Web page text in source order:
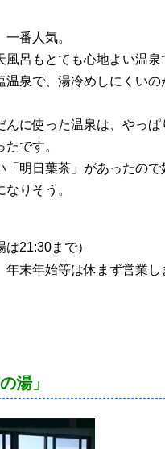
番人気。
風呂もとても心地よい温泉
温泉で、湯冷めしにくいの
に使った温泉は、やっ
です。
明日葉茶」があったの
りそう。
21:30まで）
末年始等は休まず営業し
湯」